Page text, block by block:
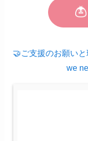
🤝ご支援のお願い
we